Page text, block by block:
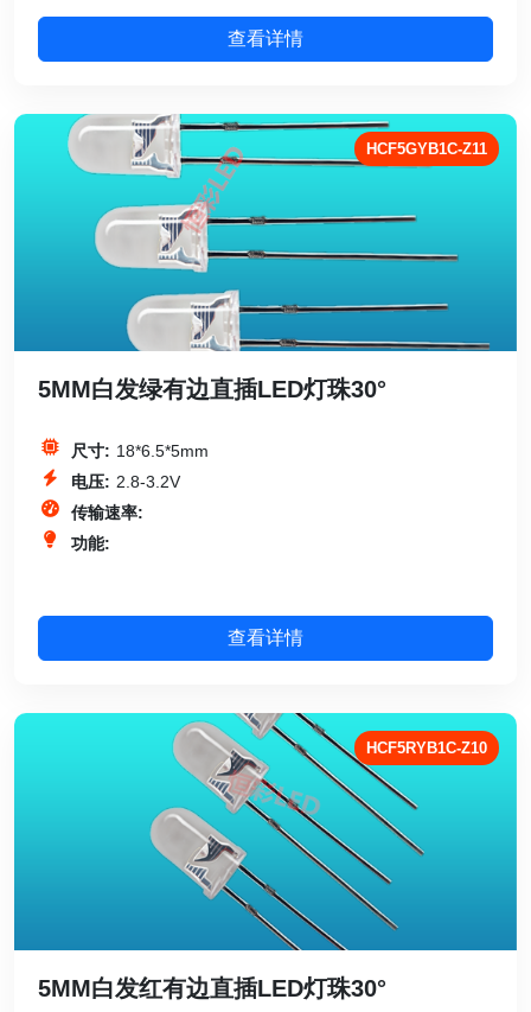
查看详情
HCF5GYB1C-Z11
5MM白发绿有边直插LED灯珠30°
尺寸: 18*6.5*5mm
电压: 2.8-3.2V
传输速率:
功能:
查看详情
HCF5RYB1C-Z10
5MM白发红有边直插LED灯珠30°